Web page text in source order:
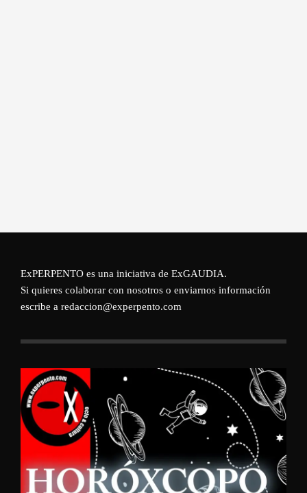
ExPERPENTO es una iniciativa de ExGAUDIA.
Si quieres colaborar con nosotros o enviarnos información
escribe a redaccion@experpento.com